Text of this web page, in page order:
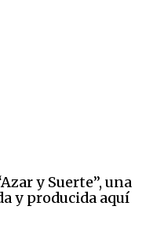
y Suerte”, una
y producida aquí